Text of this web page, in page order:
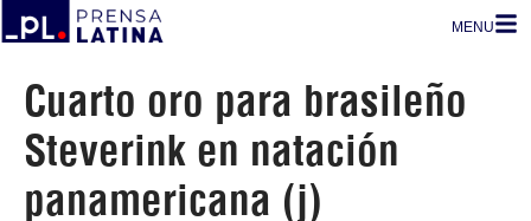
MENU
Cuarto oro para brasileño
Steverink en natación
panamericana (j)